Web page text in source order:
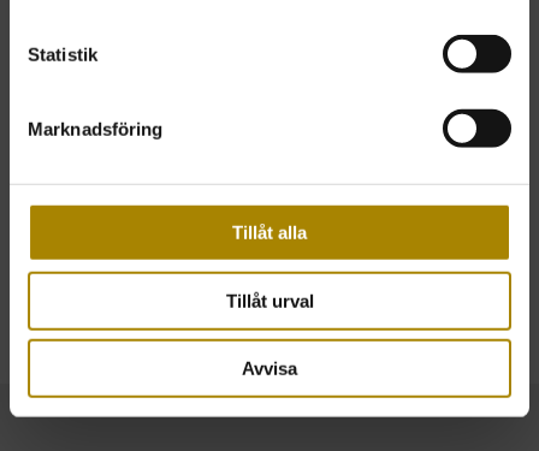
Statistik
Marknadsföring
Tillåt alla
Tillåt urval
Avvisa
262 91 Ängelholm
Lördag:10.00-15.00